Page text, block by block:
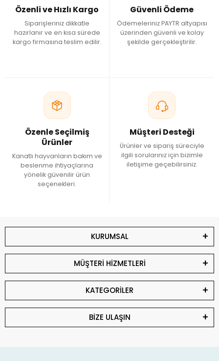
Özenli ve Hızlı Kargo
Siparişleriniz dikkatle
hazırlanır ve en kısa sürede
kargo firmasına teslim edilir.
Güvenli Ödeme
Ödemeleriniz PAYTR altyapısı
üzerinden güvenli ve kolay
şekilde gerçekleştirilir.
Özenle Seçilmiş
Ürünler
Kanatlı hayvanların bakım ve
beslenme ihtiyaçlarına
yönelik güvenilir ürün
seçenekleri.
Müşteri Desteği
Ürünler ve sipariş süreciyle
ilgili sorularınız için bizimle
iletişime geçebilirsiniz.
KURUMSAL
MÜŞTERİ HİZMETLERİ
KATEGORİLER
BİZE ULAŞIN